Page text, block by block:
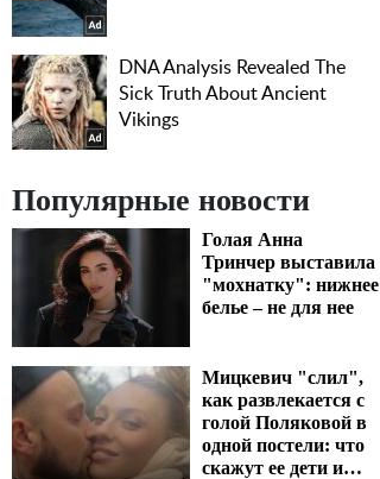
Популярные новости
Голая Анна
Тринчер выставила
"мохнатку": нижнее
белье – не для нее
Мицкевич "слил",
как развлекается с
голой Поляковой в
одной постели: что
скажут ее дети и